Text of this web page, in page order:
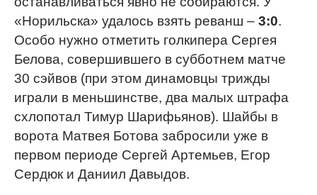
«Норильска» удалось взять реванш – 3:0.
Особо нужно отметить голкипера Сергея
Белова, совершившего в субботнем матче
30 сэйвов (при этом динамовцы трижды
играли в меньшинстве, два малых штрафа
схлопотал Тимур Шарифьянов). Шайбы в
ворота Матвея Ботова забросили уже в
первом периоде Сергей Артемьев, Егор
Сердюк и Даниил Давыдов.